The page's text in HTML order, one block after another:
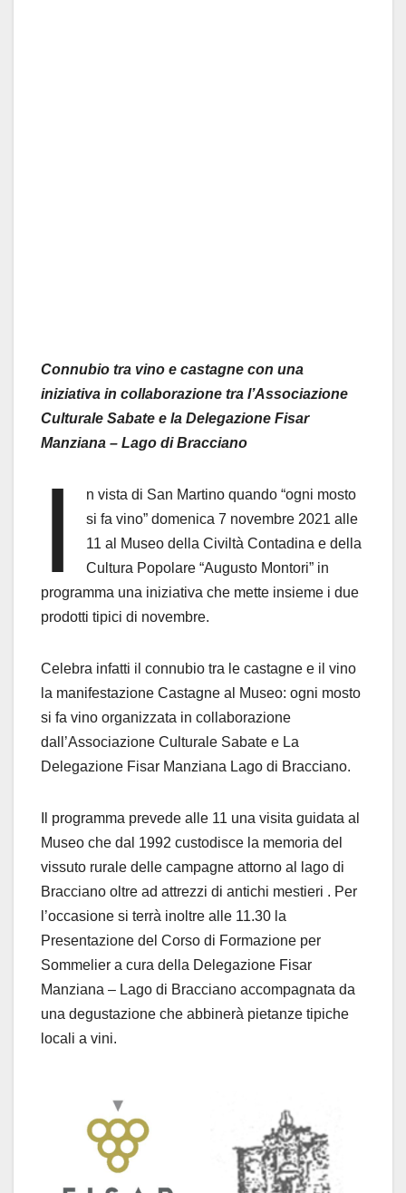
Connubio tra vino e castagne con una
iniziativa in collaborazione tra l’Associazione
Culturale Sabate e la Delegazione Fisar
Manziana – Lago di Bracciano
I
n vista di San Martino quando “ogni mosto
si fa vino” domenica 7 novembre 2021 alle
11 al Museo della Civiltà Contadina e della
Cultura Popolare “Augusto Montori” in
programma una iniziativa che mette insieme i due
prodotti tipici di novembre.
Celebra infatti il connubio tra le castagne e il vino
la manifestazione Castagne al Museo: ogni mosto
si fa vino organizzata in collaborazione
dall’Associazione Culturale Sabate e La
Delegazione Fisar Manziana Lago di Bracciano.
Il programma prevede alle 11 una visita guidata al
Museo che dal 1992 custodisce la memoria del
vissuto rurale delle campagne attorno al lago di
Bracciano oltre ad attrezzi di antichi mestieri . Per
l’occasione si terrà inoltre alle 11.30 la
Presentazione del Corso di Formazione per
Sommelier a cura della Delegazione Fisar
Manziana – Lago di Bracciano accompagnata da
una degustazione che abbinerà pietanze tipiche
locali a vini.